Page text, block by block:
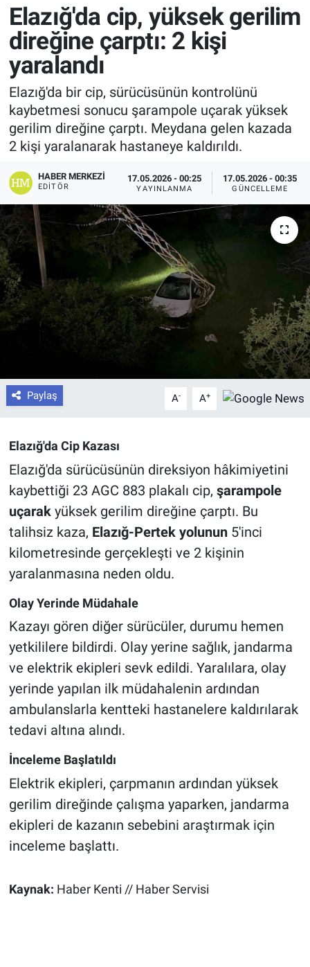
Elazığ'da cip, yüksek gerilim
direğine çarptı: 2 kişi
yaralandı
Elazığ'da bir cip, sürücüsünün kontrolünü
kaybetmesi sonucu şarampole uçarak yüksek
gerilim direğine çarptı. Meydana gelen kazada
2 kişi yaralanarak hastaneye kaldırıldı.
HABER MERKEZI
EDITÖR
17.05.2026 - 00:25
YAYINLANMA
17.05.2026 - 00:35
GÜNCELLEME
Paylaş A- A+
Elazığ'da Cip Kazası
Elazığ'da sürücüsünün direksiyon hâkimiyetini
kaybettiği 23 AGC 883 plakalı cip, şarampole
uçarakyüksek gerilim direğine çarptı. Bu
talihsiz kaza, Elazığ-Pertek yolunun5'inci
kilometresinde gerçekleşti ve 2 kişinin
yaralanmasına neden oldu.
Olay Yerinde Müdahale
Kazayı gören diğer sürücüler, durumu hemen
yetkililere bildirdi. Olay yerine sağlık, jandarma
ve elektrik ekipleri sevk edildi. Yaralılara, olay
yerinde yapılan ilk müdahalenin ardından
ambulanslarla kentteki hastanelere kaldırılarak
tedavi altına alındı.
İnceleme Başlatıldı
Elektrik ekipleri, çarpmanın ardından yüksek
gerilim direğinde çalışma yaparken, jandarma
ekipleri de kazanın sebebini araştırmak için
inceleme başlattı.
Kaynak: Haber Kenti // Haber Servisi